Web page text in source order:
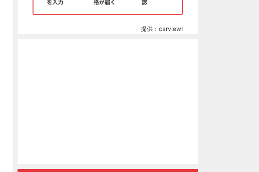
提供：carview!